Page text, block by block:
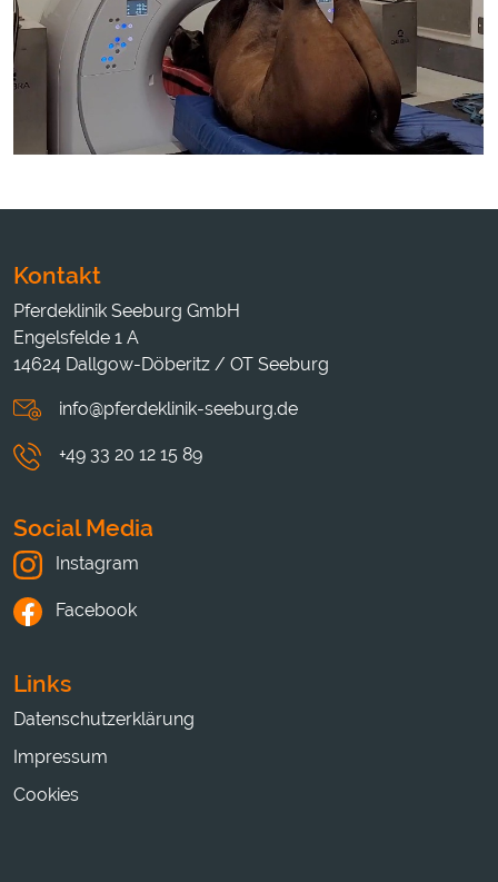
Kontakt
Pferdeklinik Seeburg GmbH
Engelsfelde 1 A
14624 Dallgow-Döberitz / OT Seeburg
info@pferdeklinik-seeburg.de
+49 33 20 12 15 89
Social Media
Instagram
Facebook
Links
Datenschutzerklärung
Impressum
Cookies